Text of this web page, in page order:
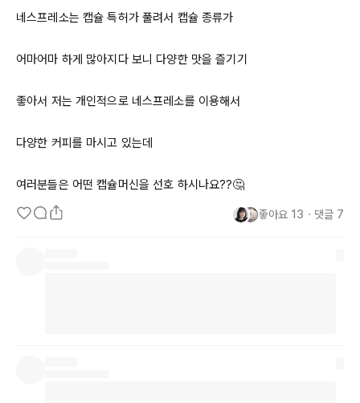
네스프레소는 캡슐 특허가 풀려서 캡슐 종류가
어마어마 하게 많아지다 보니 다양한 맛을 즐기기
좋아서 저는 개인적으로 네스프레소를 이용해서
다양한 커피를 마시고 있는데
좋아요 13 ・ 댓글 7